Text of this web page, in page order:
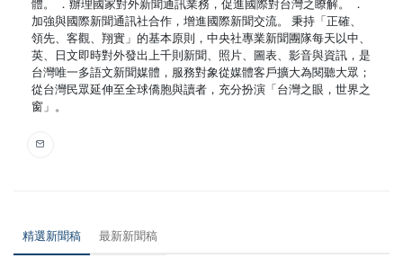
加強與國際新聞通訊社合作，增進國際新聞交流。 秉持「正確、
領先、客觀、翔實」的基本原則，中央社專業新聞團隊每天以中、
英、日文即時對外發出上千則新聞、照片、圖表、影音與資訊，是
台灣唯一多語文新聞媒體，服務對象從媒體客戶擴大為閱聽大眾；
從台灣民眾延伸至全球僑胞與讀者，充分扮演「台灣之眼，世界之
窗」。
精選新聞稿 最新新聞稿